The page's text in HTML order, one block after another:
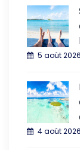
5 août 2026
4 août 2026